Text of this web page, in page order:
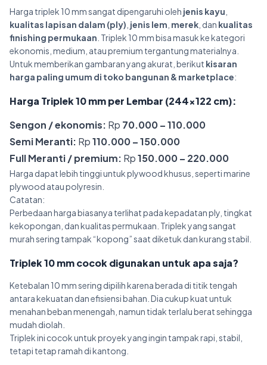
Harga triplek 10 mm sangat dipengaruhi oleh jenis kayu
kualitas lapisan dalam (ply) jenis lem merek , dan kualitas
finishing permukaan . Triplek 10 mm bisa masuk ke kategori
ekonomis, medium, atau premium tergantung materialnya.
Untuk memberikan gambaran yang akurat, berikut kisaran
harga paling umum di toko bangunan & marketplace:
Harga Triplek 10 mm per Lembar (244×122 cm):
Sengon / ekonomis: Rp 70.000 – 110.000
Semi Meranti: Rp110.000 – 150.000
Full Meranti / premium: Rp150.000 – 220.000
Harga dapat lebih tinggi untuk plywood khusus, seperti marine
plywood atau polyresin.
Catatan:
Perbedaan harga biasanya terlihat pada kepadatan ply, tingkat
kekopongan, dan kualitas permukaan. Triplek yang sangat
murah sering tampak “kopong” saat diketuk dan kurang stabil.
Triplek 10 mm cocok digunakan untuk apa saja?
Ketebalan 10 mm sering dipilih karena berada di titik tengah
antara kekuatan dan efisiensi bahan. Dia cukup kuat untuk
menahan beban menengah, namun tidak terlalu berat sehingga
mudah diolah.
Triplek ini cocok untuk proyek yang ingin tampak rapi, stabil,
tetapi tetap ramah di kantong.